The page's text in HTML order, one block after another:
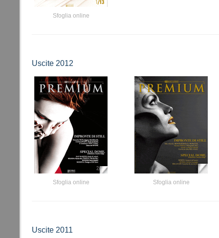
Sfoglia online
Uscite 2012
Sfoglia online Sfoglia online
Uscite 2011